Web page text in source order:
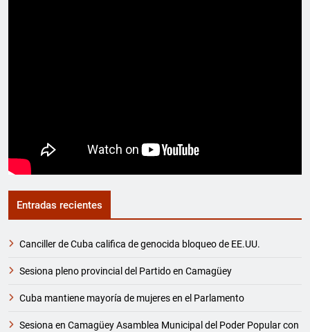
Entradas recientes
Canciller de Cuba califica de genocida bloqueo de EE.UU.
Sesiona pleno provincial del Partido en Camagüey
Cuba mantiene mayoría de mujeres en el Parlamento
Sesiona en Camagüey Asamblea Municipal del Poder Popular con